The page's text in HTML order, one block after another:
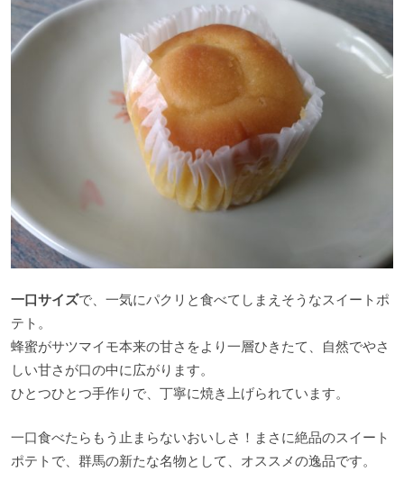
一口サイズで、一気にパクリと食べてしまえそうなスイートポ
テト。
蜂蜜がサツマイモ本来の甘さをより一層ひきたて、自然でやさ
しい甘さが口の中に広がります。
ひとつひとつ手作りで、丁寧に焼き上げられています。
一口食べたらもう止まらないおいしさ！まさに絶品のスイート
ポテトで、群馬の新たな名物として、オススメの逸品です。